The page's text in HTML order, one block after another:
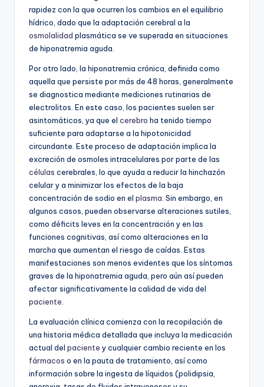
rapidez con la que ocurren los cambios en el equilibrio
hídrico, dado que la adaptación cerebral a la
osmolalidad plasmática se ve superada en situaciones
de hiponatremia aguda.
Por otro lado, la hiponatremia crónica, definida como
aquella que persiste por más de 48 horas, generalmente
se diagnostica mediante mediciones rutinarias de
electrolitos. En este caso, los pacientes suelen ser
asintomáticos, ya que el cerebro ha tenido tiempo
suficiente para adaptarse a la hipotonicidad
circundante. Este proceso de adaptación implica la
excreción de osmoles intracelulares por parte de las
células cerebrales, lo que ayuda a reducir la hinchazón
celular y a minimizar los efectos de la baja
concentración de sodio en el plasma . Sin embargo, en
algunos casos, pueden observarse alteraciones sutiles,
como déficits leves en la concentración y en las
funciones cognitivas, así como alteraciones en la
marcha que aumentan el riesgo de caídas. Estas
manifestaciones son menos evidentes que los síntomas
graves de la hiponatremia aguda, pero aún así pueden
afectar significativamente la calidad de vida del
paciente
La evaluación clínica comienza con la recopilación de
una historia médica detallada que incluya la medicación
actual del paciente y cualquier cambio reciente en los
fármacos o en la pauta de tratamiento, así como
información sobre la ingesta de líquidos (polidipsia,